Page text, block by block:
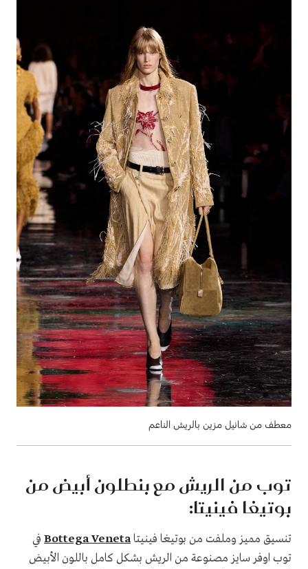
معطف من شانيل مزين بالريش الناعم
توب من الريش مع بنطلون أبيض من
بوتيغا فينيتا:
تنسيق مميز وملفت من بوتيغا فينيتاBottega Veneta في
توب اوفر سايز مصنوعة من الريش بشكل كامل باللون الأبيض